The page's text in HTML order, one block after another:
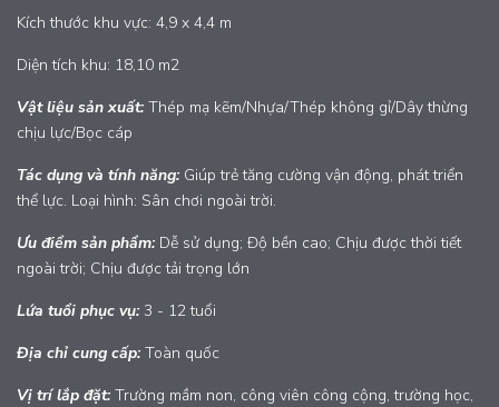
Kích thước khu vực: 4,9 x 4,4 m
Diện tích khu: 18,10 m2
Vật liệu sản xuất:Thép mạ kẽm/Nhựa/Thép không gỉ/Dây thừng
chịu lực/Bọc cáp
Tác dụng và tính năng: Giúp trẻ tăng cường vận động, phát triển
thể lực. Loại hình: Sân chơi ngoài trời.
Ưu điểm sản phẩm:Dễ sử dụng; Độ bền cao; Chịu được thời tiết
ngoài trời; Chịu được tải trọng lớn
Lứa tuổi phục vụ:3 - 12 tuổi
Địa chỉ cung cấp:Toàn quốc
Vị trí lắp đặt:Trường mầm non, công viên công cộng, trường học,